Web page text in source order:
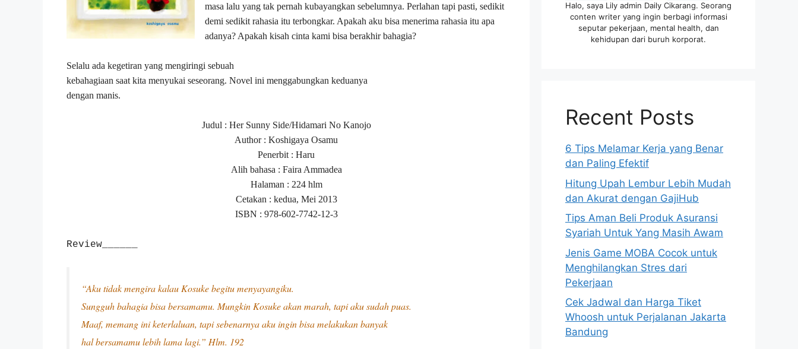
masa lalu yang tak pernah kubayangkan sebelumnya. Perlahan tapi pasti, sedikit
demi sedikit rahasia itu terbongkar. Apakah aku bisa menerima rahasia itu apa
adanya? Apakah kisah cinta kami bisa berakhir bahagia?
Selalu ada kegetiran yang mengiringi sebuah
kebahagiaan saat kita menyukai seseorang. Novel ini menggabungkan keduanya
dengan manis.
Judul : Her Sunny Side/Hidamari No Kanojo
Author : Koshigaya Osamu
Penerbit : Haru
Alih bahasa : Faira Ammadea
Halaman : 224 hlm
Cetakan : kedua, Mei 2013
ISBN : 978-602-7742-12-3
Review______
“Aku tidak mengira kalau Kosuke begitu menyayangiku.
Sungguh bahagia bisa bersamamu. Mungkin Kosuke akan marah, tapi aku sudah puas.
Maaf, memang ini keterlaluan, tapi sebenarnya aku ingin bisa melakukan banyak
hal bersamamu lebih lama lagi.” Hlm. 192
Halo, saya Lily admin Daily Cikarang. Seorang
conten writer yang ingin berbagi informasi
seputar pekerjaan, mental health, dan
kehidupan dari buruh korporat.
Recent Posts
6 Tips Melamar Kerja yang Benar
dan Paling Efektif
Hitung Upah Lembur Lebih Mudah
dan Akurat dengan GajiHub
Tips Aman Beli Produk Asuransi
Syariah Untuk Yang Masih Awam
Jenis Game MOBA Cocok untuk
Menghilangkan Stres dari
Pekerjaan
Cek Jadwal dan Harga Tiket
Whoosh untuk Perjalanan Jakarta
Bandung